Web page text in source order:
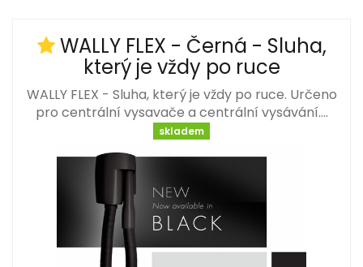
WALLY FLEX - Černá - Sluha,
který je vždy po ruce
WALLY FLEX - Sluha, který je vždy po ruce. Určeno
pro centrální vysavače a centrální vysávání.…
skladem